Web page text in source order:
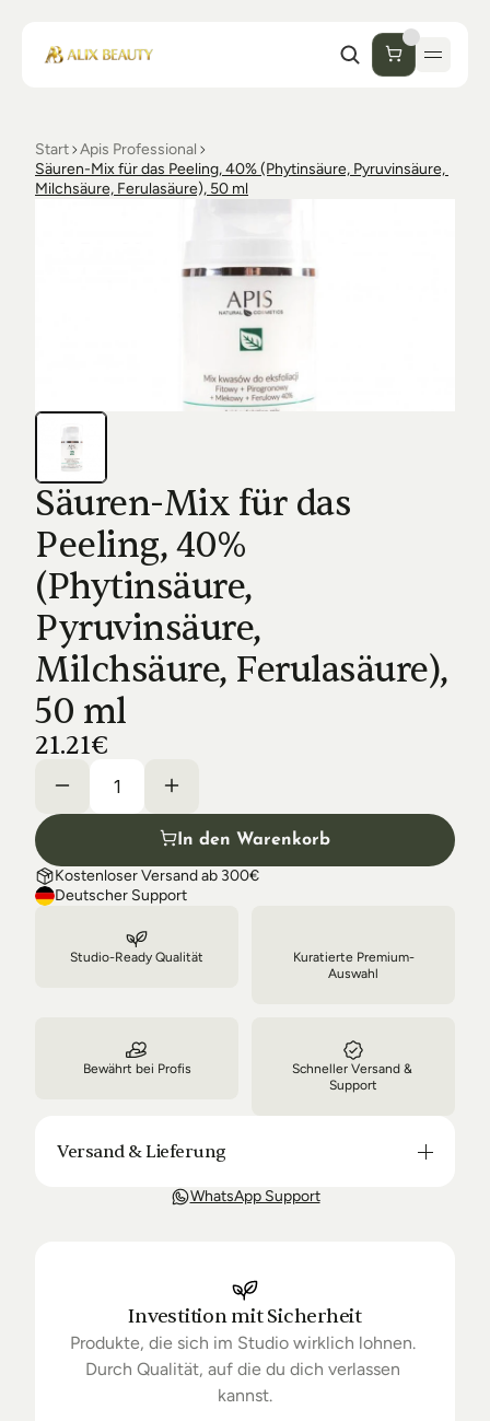
Start
Ästhetik
Luxmer
FAQs
Orders & Returns
Shipping & Delivery
Start Apis Professional
Säuren-Mix für das Peeling, 40% (Phytinsäure, Pyruvinsäure,
Milchsäure, Ferulasäure), 50 ml
Säuren-Mix für das
Peeling, 40%
(Phytinsäure,
Pyruvinsäure,
Milchsäure, Ferulasäure),
50 ml
21.21€
In den Warenkorb
Kostenloser Versand ab 300€
Deutscher Support
Studio-Ready Qualität
Kuratierte Premium-
Auswahl
Bewährt bei Profis
Schneller Versand &
Support
Versand & Lieferung
Unsere Lieferung ist in der Regel in 3-8 Tagen bei
Lieferung unter Umständen um einige Tage
verzögern.
WhatsApp Support
Investition mit Sicherheit
Produkte, die sich im Studio wirklich lohnen.
Durch Qualität, auf die du dich verlassen
kannst.